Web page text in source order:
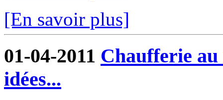
[En savoir plus]
01-04-2011 Chaufferie au
idées...